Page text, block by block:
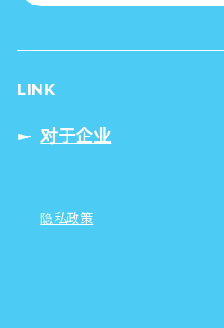
LINK
对于企业
隐私政策